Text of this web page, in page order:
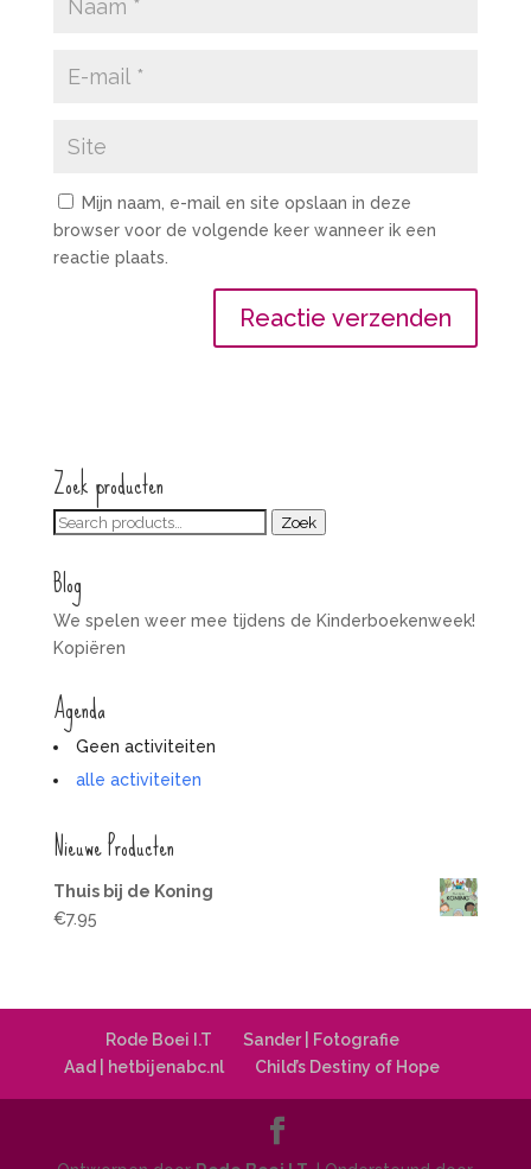
Mijn naam, e-mail en site opslaan in deze
browser voor de volgende keer wanneer ik een
reactie plaats.
Zoek producten
Zoeken
Zoek
Blog
We spelen weer mee tijdens de Kinderboekenweek!
Kopiëren
Agenda
Geen activiteiten
alle activiteiten
Nieuwe Producten
Thuis bij de Koning
€7.95
Rode Boei I.T
Sander | Fotografie
Aad | hetbijenabc.nl
Child’s Destiny of Hope